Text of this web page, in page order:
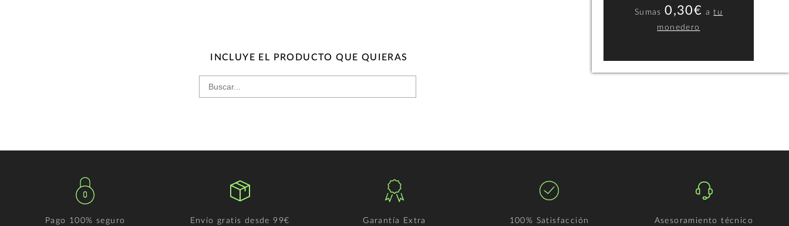
INCLUYE EL PRODUCTO QUE QUIERAS
Sumas0,30€ atu
monedero
Pago 100% seguro
Envío gratis desde 99€
Garantía Extra 100% Satisfacción
Asesoramiento técnico